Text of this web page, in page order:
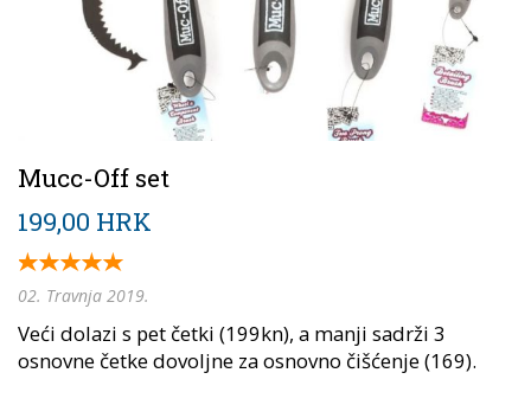
Mucc-Off set
199,00 HRK
02. Travnja 2019.
Veći dolazi s pet četki (199kn), a manji sadrži 3
osnovne četke dovoljne za osnovno čišćenje (169).